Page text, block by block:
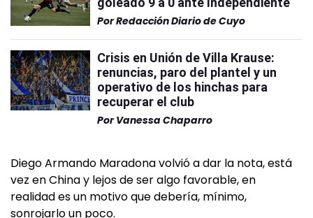
PorRedacción Diario de Cuyo
Crisis en Unión de Villa Krause:
renuncias, paro del plantel y un
operativo de los hinchas para
recuperar el club
Por Vanessa Chaparro
Diego Armando Maradona volvió a dar la nota, está
vez en China y lejos de ser algo favorable, en
realidad es un motivo que debería, mínimo,
sonrojarlo un poco.